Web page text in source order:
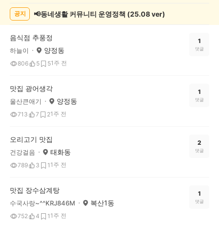
록
공지 📢동네생활 커뮤니티 운영정책 (25.08 ver)
음식점 추풍정
하늘이 양정동
806 5 51주 전
1
댓글
맛집 광어생각
울산큰애기 양정동
713 7 21주 전
1
댓글
오리고기 맛집
건강걸음 태화동
789 3 1 1주 전
2
댓글
맛집 장수삼계탕
수국사랑~^^KRJ846M 복산1동
752 4 1 1주 전
1
댓글